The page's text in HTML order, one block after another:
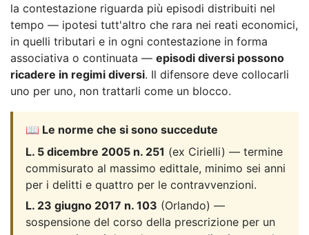
la contestazione riguarda più episodi distribuiti nel
tempo — ipotesi tutt'altro che rara nei reati economici,
in quelli tributari e in ogni contestazione in forma
associativa o continuata — episodi diversi possono
ricadere in regimi diversi. Il difensore deve collocarli
uno per uno, non trattarli come un blocco.
📖 Le norme che si sono succedute
L. 5 dicembre 2005 n. 251 (ex Cirielli) — termine
commisurato al massimo edittale, minimo sei anni
per i delitti e quattro per le contravvenzioni.
L. 23 giugno 2017 n. 103 (Orlando) —
sospensione del corso della prescrizione per un